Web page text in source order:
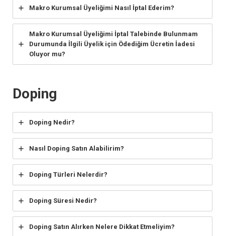
Makro Kurumsal Üyeliğimi Nasıl İptal Ederim?
Makro Kurumsal Üyeliğimi İptal Talebinde Bulunmam
Durumunda İlgili Üyelik için Ödediğim Ücretin İadesi
Oluyor mu?
Doping
Doping Nedir?
Nasıl Doping Satın Alabilirim?
Doping Türleri Nelerdir?
Doping Süresi Nedir?
Doping Satın Alırken Nelere Dikkat Etmeliyim?